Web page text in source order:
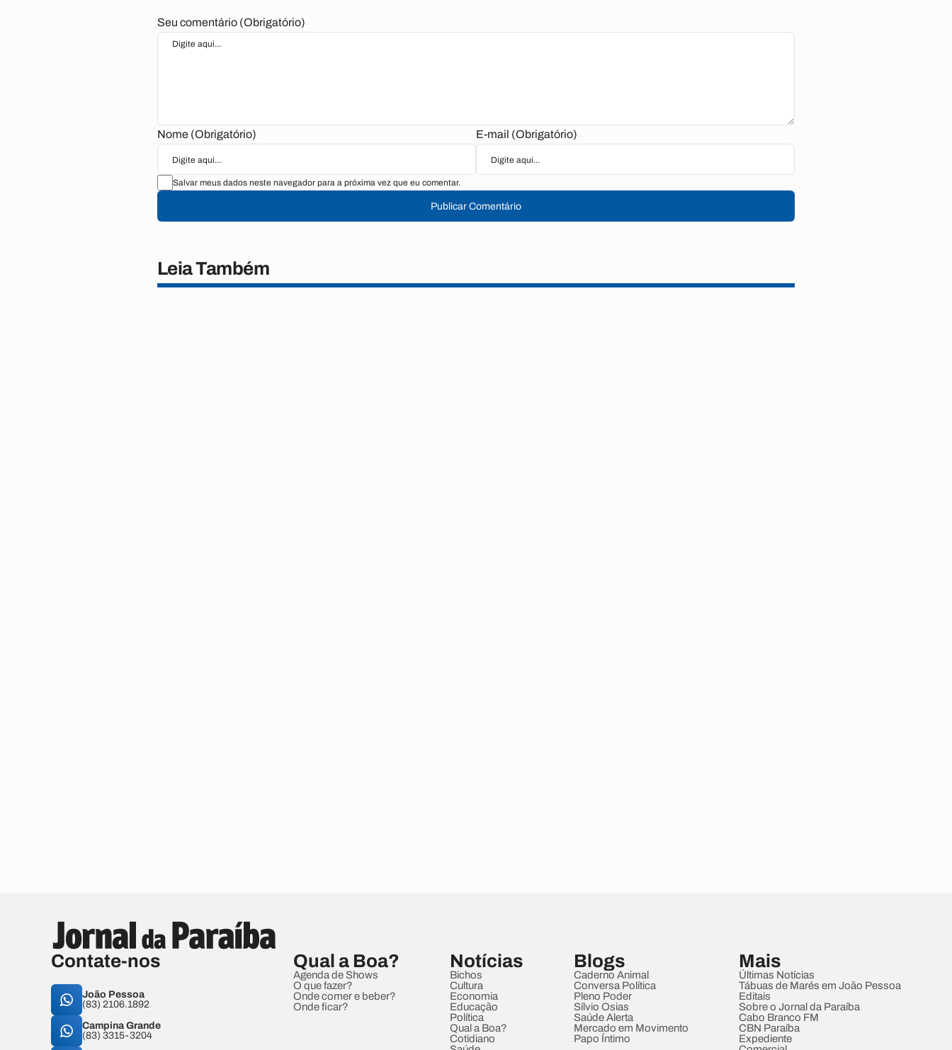
Seu comentário (Obrigatório)
Nome (Obrigatório) E-mail (Obrigatório)
Salvar meus dados neste navegador para a próxima vez que eu comentar.
Publicar Comentário
Leia Também
Contate-nos
João Pessoa
(83) 2106.1892
Campina Grande
(83) 3315-3204
Qual a Boa?
Agenda de Shows
O que fazer?
Onde comer e beber?
Onde ficar?
Notícias
Bichos
Cultura
Economia
Educação
Política
Qual a Boa?
Cotidiano
Blogs
Caderno Animal
Conversa Política
Pleno Poder
Sílvio Osias
Saúde Alerta
Mercado em Movimento
Papo Íntimo
Mais
Últimas Notícias
Tábuas de Marés em João Pessoa
Editais
Sobre o Jornal da Paraíba
Cabo Branco FM
CBN Paraíba
Expediente